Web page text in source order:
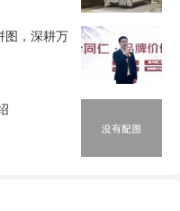
图，深耕万